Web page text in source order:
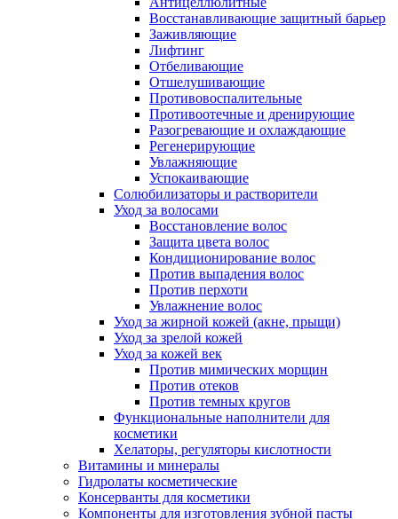
Восстанавливающие защитный барьер
Заживляющие
Лифтинг
Отбеливающие
Отшелушивающие
Противовоспалительные
Противоотечные и дренирующие
Разогревающие и охлаждающие
Регенерирующие
Увлажняющие
Успокаивающие
Солюбилизаторы и растворители
Уход за волосами
Восстановление волос
Защита цвета волос
Кондиционирование волос
Против выпадения волос
Против перхоти
Увлажнение волос
Уход за жирной кожей (акне, прыщи)
Уход за зрелой кожей
Уход за кожей век
Против мимических морщин
Против отеков
Против темных кругов
Функциональные наполнители для
косметики
Хелаторы, регуляторы кислотности
Витамины и минералы
Гидролаты косметические
Консерванты для косметики
Компоненты для изготовления зубной пасты